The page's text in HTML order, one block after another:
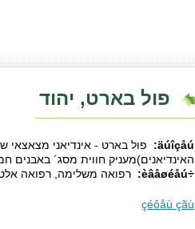
פול בארט, יהוד
äúîçåú:
פול בארט - אינדיאני
האינדיאנים)מעניק חווית מסג´ באבנים
÷èâåøéåú:
רפואה משלימה, רפואה
çéôåù çãù